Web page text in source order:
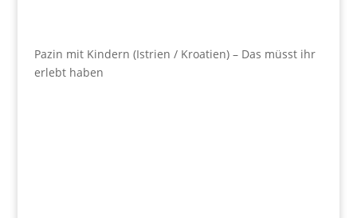
Pazin mit Kindern (Istrien / Kroatien) – Das müsst ihr
erlebt haben